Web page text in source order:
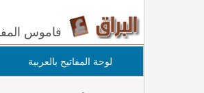
قاموس
لوحة المفاتيح بالعربية